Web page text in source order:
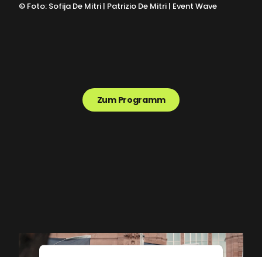
© Foto: Sofija De Mitri | Patrizio De Mitri | Event Wave
Zum Programm